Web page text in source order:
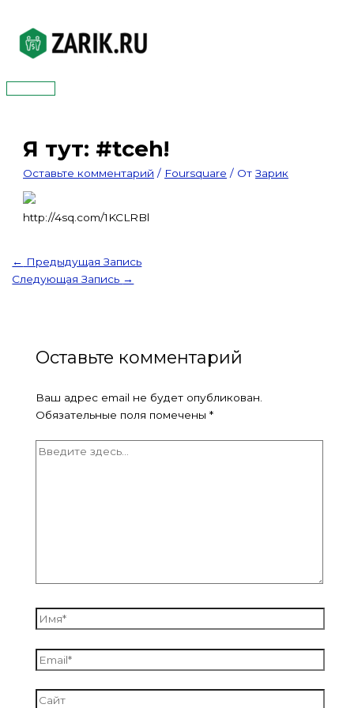
содержимому
Главное
Я тут: #tceh!
Оставьте комментарий / Foursquare / ОтЗарик
http://4sq.com/1KCLRBl
← Предыдущая Запись
Следующая Запись →
Оставьте комментарий
Ваш адрес email не будет опубликован.
Обязательные поля помечены *
Введите
Имя*
Email*
Сайт